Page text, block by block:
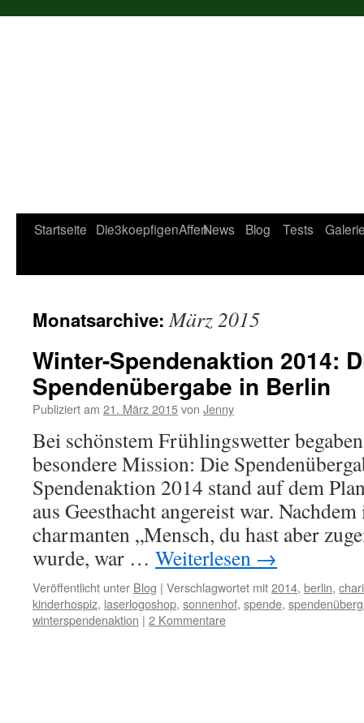
Startseite Die3koepfigenAffenNews Blog Tests
Monatsarchive:März 2015
Winter-Spendenaktion 2014:
Spendenübergabe in Berlin
Publiziert am 21. März 2015von Jenny
Bei schönstem Frühlingswetter
besondere Mission: Die
Spendenaktion 2014 stand auf dem
aus Geesthacht angereist war.
charmanten „Mensch, du hast aber
wurde, war … Weiterlesen →
Veröffentlicht unter Blog | Verschlagwortet mit2014, berlin,
kinderhospiz, laserlogoshop, sonnenhof, spende,
winterspendenaktion | 2 Kommentare